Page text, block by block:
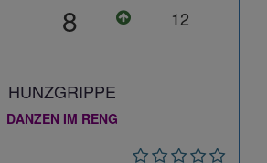
8 12
HUNZGRIPPE
DANZEN IM RENG